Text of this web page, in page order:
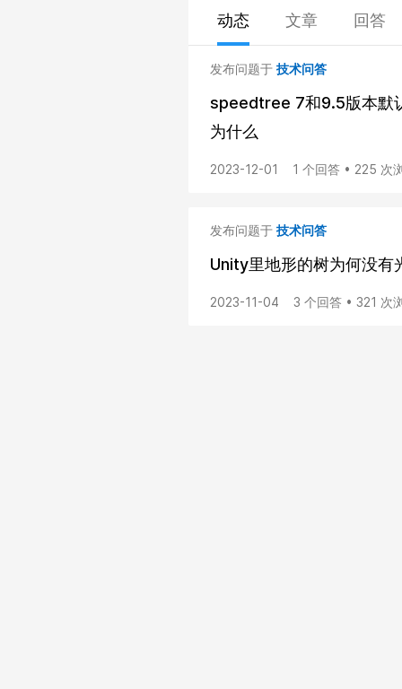
动态 文章 回答
发布问题于 技术问答
speedtree 7和9.5版本默
为什么
2023-12-01 1 个回答 • 225 次
发布问题于 技术问答
Unity里地形的树为何没有
2023-11-04 3 个回答 • 321 次